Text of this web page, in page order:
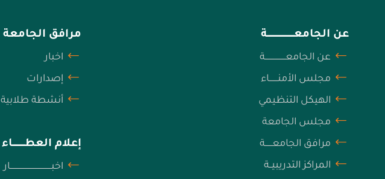
عن الجامعــــــــــــــــــــــة
عن الجامعـــــــــــــــــة
مجلس الأمنـــــــاء
الهيكل التنظيمي
مجلس الجامعة
مرافق الجامعــــــة
المراكز التدريبيــة
مرافق الجامعة
اخبار
إصدارات
أنشطة طلابية
إعلام العطــــــــــاء
اخبــــــــــــــــــــــــــــــــــار